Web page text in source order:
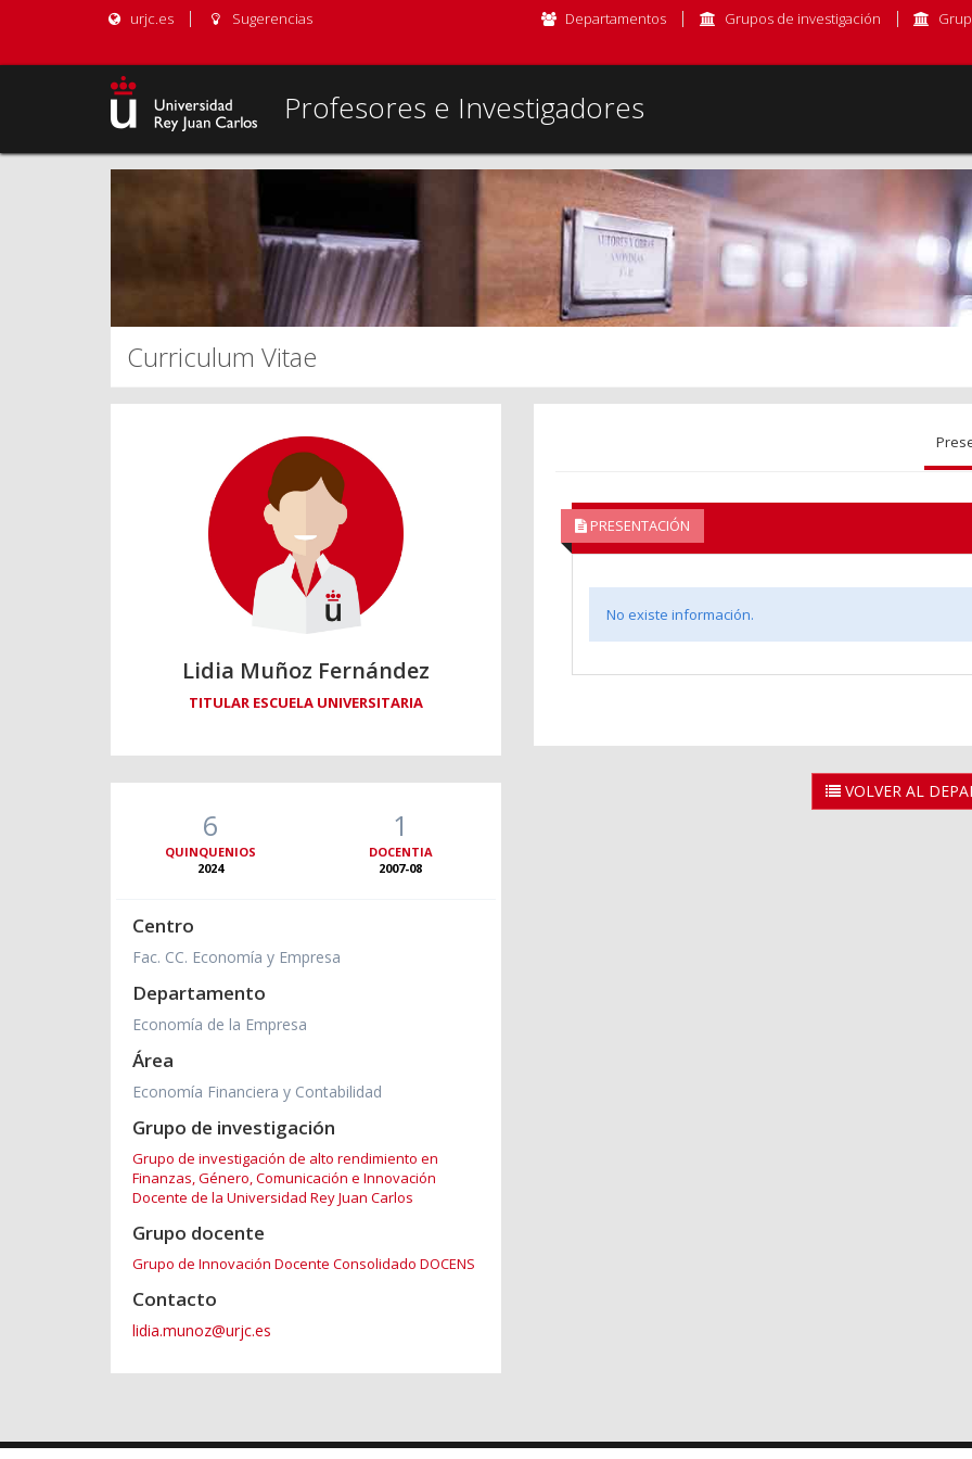
urjc.es Sugerencias Departamentos Grupos de investigación
Profesores e Investigadores
Curriculum Vitae
Lidia Muñoz Fernández
TITULAR ESCUELA UNIVERSITARIA
6
QUINQUENIOS
2024
1
DOCENTIA
2007-08
Centro
Fac. CC. Economía y Empresa
Departamento
Economía de la Empresa
Área
Economía Financiera y Contabilidad
Grupo de investigación
Grupo de investigación de alto rendimiento en
Finanzas, Género, Comunicación e Innovación
Docente de la Universidad Rey Juan Carlos
Grupo docente
Grupo de Innovación Docente Consolidado DOCENS
Contacto
lidia.munoz@urjc.es
PRESENTACIÓN
No existe información.
VOLVER AL